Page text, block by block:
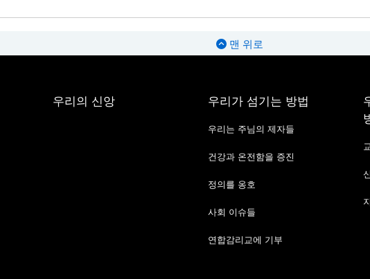
맨 위로
우리의 신앙 우리가 섬기는 방법
우리는 주님의 제자들
건강과 온전함을 증진
정의를 옹호
사회 이슈들
연합감리교에 기부